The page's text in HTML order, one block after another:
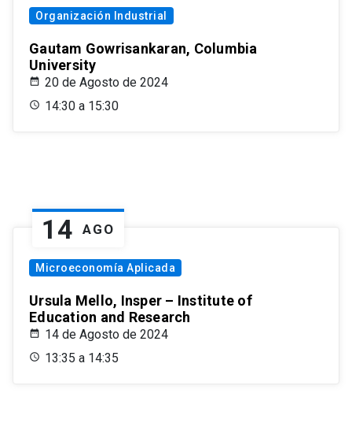
Organización Industrial
Gautam Gowrisankaran, Columbia
University
20 de Agosto de 2024
14:30 a 15:30
14 AGO
Microeconomía Aplicada
Ursula Mello, Insper – Institute of
Education and Research
14 de Agosto de 2024
13:35 a 14:35